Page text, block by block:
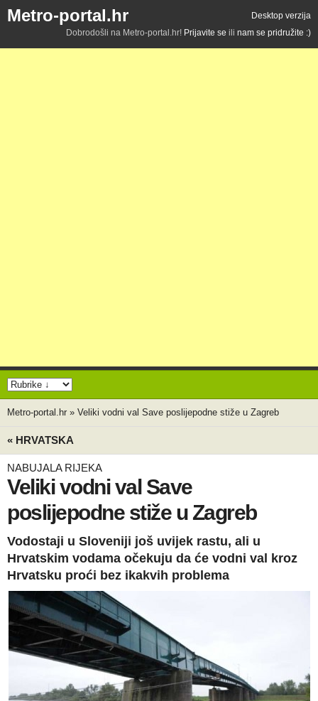
Metro-portal.hr
Desktop verzija
Dobrodošli na Metro-portal.hr! Prijavite se ili nam se pridružite :)
Metro-portal.hr » Veliki vodni val Save poslijepodne stiže u Zagreb
« HRVATSKA
NABUJALA RIJEKA
Veliki vodni val Save
poslijepodne stiže u Zagreb
Vodostaji u Sloveniji još uvijek rastu, ali u
Hrvatskim vodama očekuju da će vodni val kroz
Hrvatsku proći bez ikakvih problema